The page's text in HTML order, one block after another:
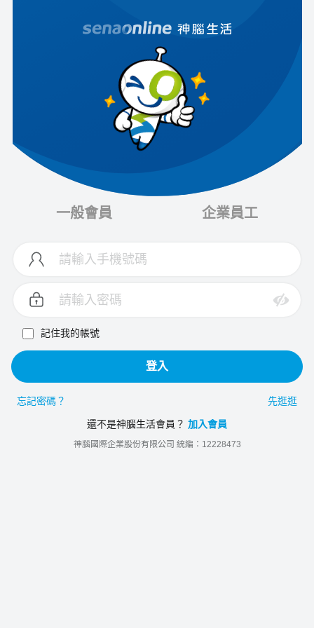
一般會員 企業員工
記住我的帳號
登入
忘記密碼？ 先逛逛
還不是神腦生活會員？ 加入會員
神腦國際企業股份有限公司 統編：12228473